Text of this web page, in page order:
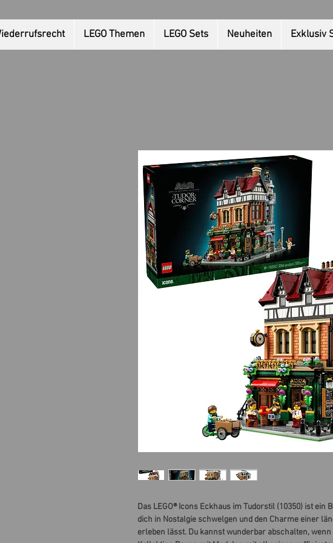
LEGO Themen LEGO Sets Neuheiten Exklusiv
Das LEGO® Icons Eckhaus im Tudorstil (10350) ist ein
dich in Nostalgie schwelgen und den Charme einer
erleben lässt. Du kannst wunderbar abschalten, wenn